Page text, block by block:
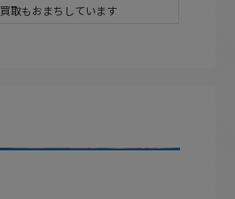
取もおまちしています